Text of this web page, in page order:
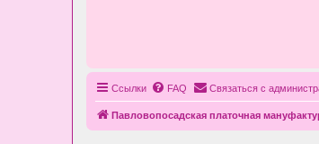
Ссылки FAQ Связаться с
Павловопосадская платочная